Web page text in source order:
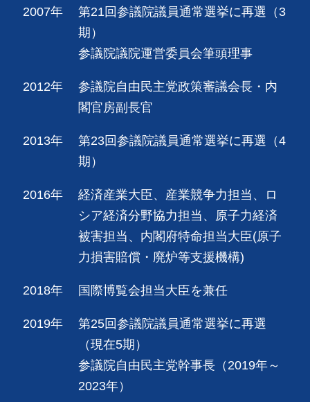
2007年
第21回参議院議員通常選挙に再選（3
期）
参議院議院運営委員会筆頭理事
2012年
参議院自由民主党政策審議会長・内
閣官房副長官
2013年
第23回参議院議員通常選挙に再選（4
期）
2016年
経済産業大臣、産業競争力担当、ロ
シア経済分野協力担当、原子力経済
被害担当、内閣府特命担当大臣(原子
力損害賠償・廃炉等支援機構)
2018年 国際博覧会担当大臣を兼任
2019年
第25回参議院議員通常選挙に再選
（現在5期）
参議院自由民主党幹事長（2019年～
2023年）